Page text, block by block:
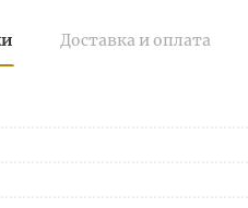
Доставка и оплата